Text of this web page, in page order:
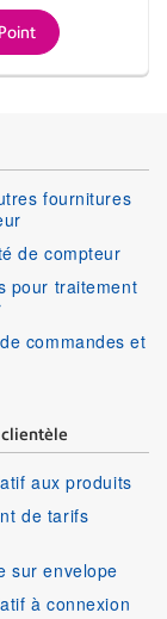
fournitures
de compteur
pour traitement
commandes et
clientèle
aux produits
de tarifs
sur envelope
à connexion